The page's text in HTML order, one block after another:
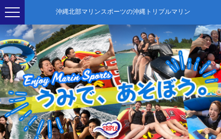
沖縄北部マリンスポーツの沖縄トリプルマリン